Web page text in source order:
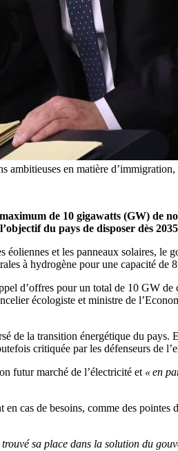
en matière
de 10 gigawatts (GW) de
du pays de disposer dès 2035
et les panneaux solaires, le
à hydrogène pour une capacité
d’offres pour un total de 10 GW de
écologiste et ministre de
de la transition énergétique du pays.
critiquée par les défenseurs de
futur marché de l’électricité et « en
cas de besoins, comme des pointes
sa place dans la solution du